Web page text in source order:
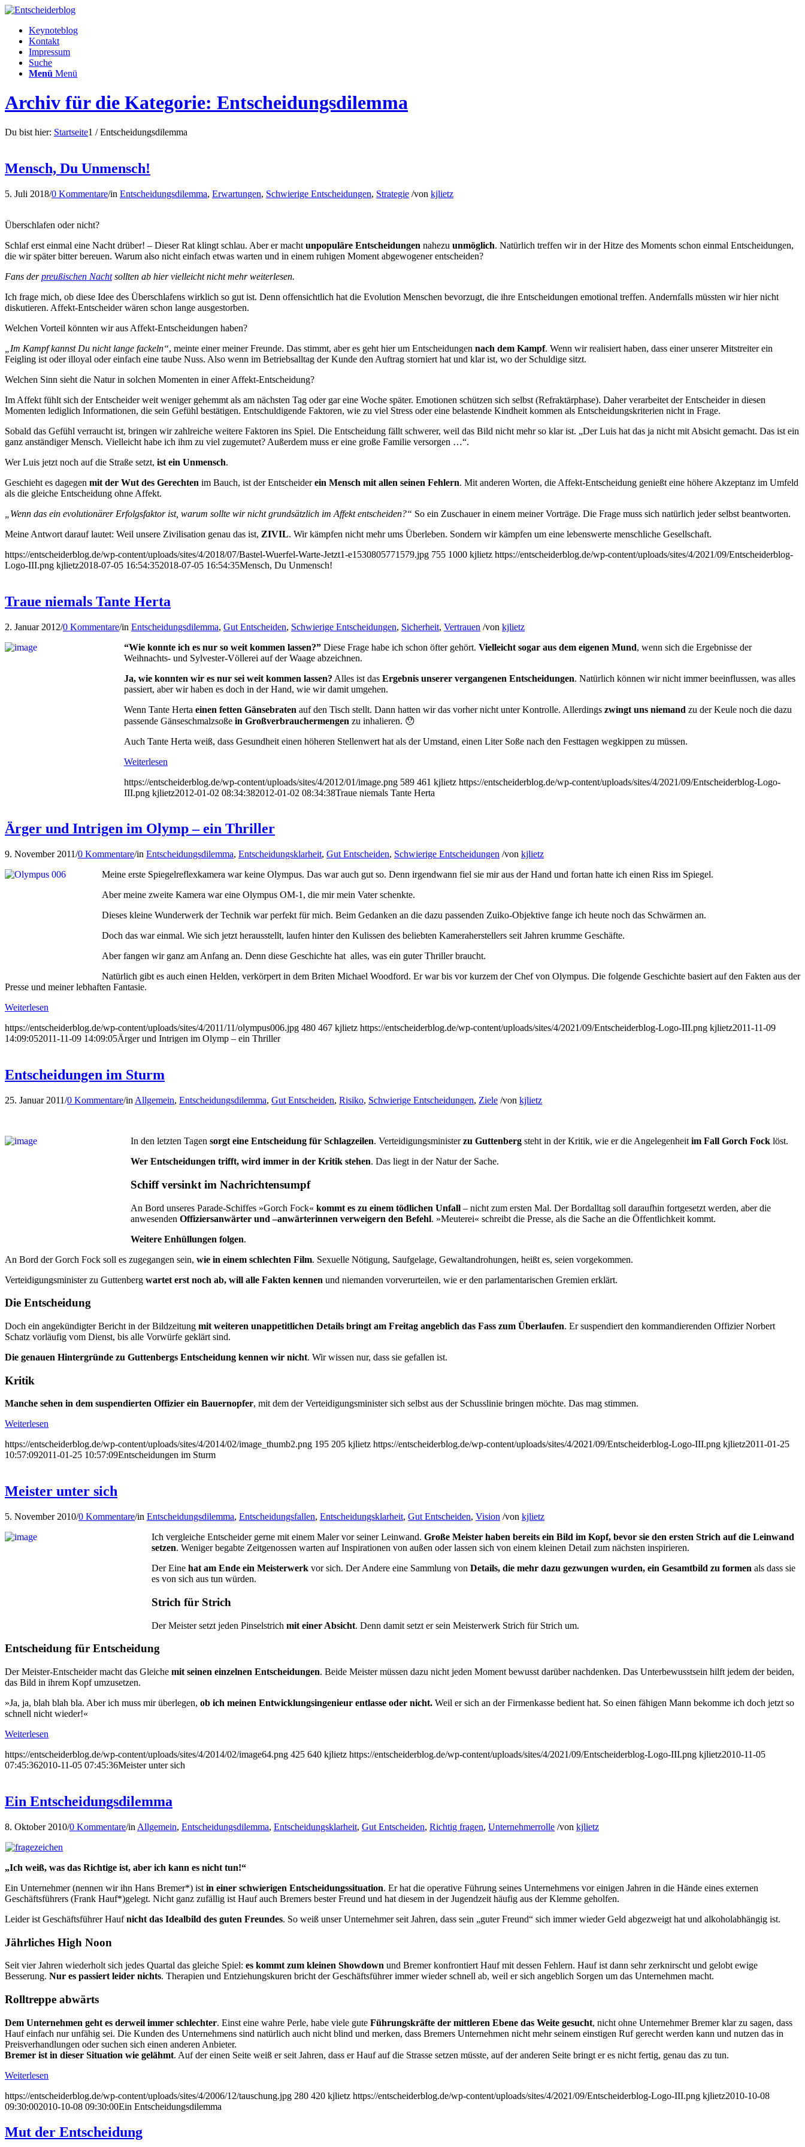
Keynoteblog
Kontakt
Impressum
Suche
Menü Menü
Archiv für die Kategorie: Entscheidungsdilemma
Du bist hier: Startseite1 / Entscheidungsdilemma
Mensch, Du Unmensch!
5. Juli 2018/0 Kommentare/in Entscheidungsdilemma, Erwartungen, Schwierige Entscheidungen, Strategie /von kjlietz
Überschlafen oder nicht?
Schlaf erst einmal eine Nacht drüber! – Dieser Rat klingt schlau. Aber er macht unpopuläre Entscheidungen nahezu unmöglich. Natürlich treffen wir in der Hitze des Moments schon einmal Entscheidungen,
die wir später bitter bereuen. Warum also nicht einfach etwas warten und in einem ruhigen Moment abgewogener entscheiden?
Fans derpreußischen Nachtsollten ab hier vielleicht nicht mehr weiterlesen.
Ich frage mich, ob diese Idee des Überschlafens wirklich so gut ist. Denn offensichtlich hat die Evolution Menschen bevorzugt, die ihre Entscheidungen emotional treffen. Andernfalls müssten wir hier nicht
diskutieren. Affekt-Entscheider wären schon lange ausgestorben.
Welchen Vorteil könnten wir aus Affekt-Entscheidungen haben?
„Im Kampf kannst Du nicht lange fackeln“, meinte einer meiner Freunde. Das stimmt, aber es geht hier um Entscheidungen nach dem Kampf. Wenn wir realisiert haben, dass einer unserer Mitstreiter ein
Feigling ist oder illoyal oder einfach eine taube Nuss. Also wenn im Betriebsalltag der Kunde den Auftrag storniert hat und klar ist, wo der Schuldige sitzt.
Welchen Sinn sieht die Natur in solchen Momenten in einer Affekt-Entscheidung?
Im Affekt fühlt sich der Entscheider weit weniger gehemmt als am nächsten Tag oder gar eine Woche später. Emotionen schützen sich selbst (Refraktärphase). Daher verarbeitet der Entscheider in diesen
Momenten lediglich Informationen, die sein Gefühl bestätigen. Entschuldigende Faktoren, wie zu viel Stress oder eine belastende Kindheit kommen als Entscheidungskriterien nicht in Frage.
Sobald das Gefühl verraucht ist, bringen wir zahlreiche weitere Faktoren ins Spiel. Die Entscheidung fällt schwerer, weil das Bild nicht mehr so klar ist. „Der Luis hat das ja nicht mit Absicht gemacht. Das ist ein
ganz anständiger Mensch. Vielleicht habe ich ihm zu viel zugemutet? Außerdem muss er eine große Familie versorgen …“.
Wer Luis jetzt noch auf die Straße setzt, ist ein Unmensch.
Geschieht es dagegen mit der Wut des Gerechten im Bauch, ist der Entscheiderein Mensch mit allen seinen Fehlern. Mit anderen Worten, die Affekt-Entscheidung genießt eine höhere Akzeptanz im Umfeld
als die gleiche Entscheidung ohne Affekt.
„Wenn das ein evolutionärer Erfolgsfaktor ist, warum sollte wir nicht grundsätzlich im Affekt entscheiden?“ So ein Zuschauer in einem meiner Vorträge. Die Frage muss sich natürlich jeder selbst beantworten.
Meine Antwort darauf lautet: Weil unsere Zivilisation genau das ist, ZIVIL. Wir kämpfen nicht mehr ums Überleben. Sondern wir kämpfen um eine lebenswerte menschliche Gesellschaft.
https://entscheiderblog.de/wp-content/uploads/sites/4/2018/07/Bastel-Wuerfel-Warte-Jetzt1-e1530805771579.jpg 755 1000 kjlietz https://entscheiderblog.de/wp-content/uploads/sites/4/2021/09/Entscheiderblog-
Logo-III.png kjlietz2018-07-05 16:54:352018-07-05 16:54:35Mensch, Du Unmensch!
Traue niemals Tante Herta
2. Januar 2012/0 Kommentare/in Entscheidungsdilemma, Gut Entscheiden, Schwierige Entscheidungen, Sicherheit, Vertrauen /von kjlietz
“Wie konnte ich es nur so weit kom­men lassen?” Diese Frage habe ich schon öfter gehört. Vielleicht sogar aus dem eigenen Mund, wenn sich die Ergebnisse der
Weihnachts- und Syl­vester-Völlerei auf der Waage ab­zeichnen.
Ja, wie konnten wir es nur sei weit kommen lassen? Alles ist das Ergeb­nis unserer vergangenen Entschei­dungen. Natürlich können wir nicht immer beeinflussen, was alles
pas­siert, aber wir haben es doch in der Hand, wie wir damit umgehen.
Wenn Tante Herta einen fetten Gänsebraten auf den Tisch stellt. Dann hatten wir das vorher nicht unter Kontrolle. Allerdings zwingt uns niemand zu der Keule noch die dazu
passende Gänseschmalzsoße in Großverbrauchermengen zu inhalieren. 😯
Auch Tante Herta weiß, dass Gesundheit einen höheren Stellenwert hat als der Umstand, einen Liter Soße nach den Festtagen wegkippen zu müssen.
Weiterlesen
https://entscheiderblog.de/wp-content/uploads/sites/4/2012/01/image.png 589 461 kjlietz https://entscheiderblog.de/wp-content/uploads/sites/4/2021/09/Entscheiderblog-Logo-
III.png kjlietz2012-01-02 08:34:382012-01-02 08:34:38Traue niemals Tante Herta
Ärger und Intrigen im Olymp – ein Thriller
9. November 2011/0 Kommentare/in Entscheidungsdilemma, Entscheidungsklarheit, Gut Entscheiden, Schwierige Entscheidungen /von kjlietz
Meine erste Spiegelreflexkamera war keine Olympus. Das war auch gut so. Denn irgendwann fiel sie mir aus der Hand und fortan hatte ich einen Riss im Spiegel.
Aber meine zweite Kamera war eine Olympus OM-1, die mir mein Vater schenkte.
Dieses kleine Wunderwerk der Technik war perfekt für mich. Beim Gedanken an die dazu passenden Zuiko-Objektive fange ich heute noch das Schwärmen an.
Doch das war einmal. Wie sich jetzt herausstellt, laufen hinter den Kulissen des beliebten Kameraherstellers seit Jahren krumme Geschäf­te.
Aber fangen wir ganz am Anfang an. Denn diese Geschichte hat alles, was ein guter Thriller braucht.
Natürlich gibt es auch einen Helden, verkörpert in dem Briten Michael Woodford. Er war bis vor kurzem der Chef von Olympus. Die folgende Geschichte basiert auf den Fakten aus der
Presse und meiner lebhaften Fantasie.
Weiterlesen
https://entscheiderblog.de/wp-content/uploads/sites/4/2011/11/olympus006.jpg 480 467 kjlietz https://entscheiderblog.de/wp-content/uploads/sites/4/2021/09/Entscheiderblog-Logo-III.png kjlietz2011-11-09
14:09:052011-11-09 14:09:05Ärger und Intrigen im Olymp – ein Thriller
Entscheidungen im Sturm
25. Januar 2011/0 Kommentare/in Allgemein, Entscheidungsdilemma, Gut Entscheiden, Risiko, Schwierige Entscheidungen, Ziele /von kjlietz
In den letzten Tagen sorgt eine Entscheidung für Schlagzeilen. Ver­tei­di­gungs­ministerzu Gut­ten­berg steht in der Kri­tik, wie er die An­ge­le­gen­heit im Fall Gorch Fock löst.
Wer Entscheidungen trifft, wird im­mer in der Kritik ste­hen. Das liegt in der Natur der Sache.
Schiff versinkt im Nachrichten­sumpf
An Bord unseres Parade-Schiffes »Gorch Fock« kommt es zu einem tödlichen Unfall – nicht zum ersten Mal. Der Bordalltag soll daraufhin fortgesetzt werden, aber die
anwesenden Offiziersanwärter und –anwärterinnen verweigern den Befehl. »Meuterei« schreibt die Presse, als die Sache an die Öffentlichkeit kommt.
Weitere Enhüllungen folgen.
An Bord der Gorch Fock soll es zugegangen sein, wie in einem schlechten Film. Sexuelle Nötigung, Saufgelage, Gewaltandrohungen, heißt es, seien vorgekommen.
Verteidigungsminister zu Guttenberg wartet erst noch ab, will alle Fakten kennen und niemanden vorverurteilen, wie er den parlamen­tarischen Gremien erklärt.
Die Entscheidung
Doch ein angekündigter Bericht in der Bildzeitung mit weiteren unap­petitlichen Details bringt am Freitag angeblich das Fass zum Über­laufen. Er suspendiert den kommandierenden Offizier Norbert
Schatz vorläufig vom Dienst, bis alle Vorwürfe geklärt sind.
Die genauen Hintergründe zu Guttenbergs Entscheidung kennen wir nicht. Wir wissen nur, dass sie gefallen ist.
Kritik
Manche sehen in dem suspendierten Offizier ein Bauernopfer, mit dem der Verteidigungsminister sich selbst aus der Schusslinie bringen möchte. Das mag stimmen.
Weiterlesen
https://entscheiderblog.de/wp-content/uploads/sites/4/2014/02/image_thumb2.png 195 205 kjlietz https://entscheiderblog.de/wp-content/uploads/sites/4/2021/09/Entscheiderblog-Logo-III.png kjlietz2011-01-25
10:57:092011-01-25 10:57:09Entscheidungen im Sturm
Meister unter sich
5. November 2010/0 Kommentare/in Entscheidungsdilemma, Entscheidungsfallen, Entscheidungsklarheit, Gut Entscheiden, Vision /von kjlietz
Ich vergleiche Entscheider ger­ne mit einem Maler vor seiner Leinwand. Große Meister ha­ben bereits ein Bild im Kopf, bevor sie den ers­ten Strich auf die Leinwand
set­zen. Weniger be­gabte Zeitge­nossen warten auf In­spiratio­nen von außen o­der lassen sich von einem klei­nen Detail zum nächsten inspi­rieren.
Der Eine hat am Ende ein Meisterwerk vor sich. Der Andere eine Sammlung von Details, die mehr dazu gezwungen wurden, ein Ge­samtbild zu formen als dass sie
es von sich aus tun würden.
Strich für Strich
Der Meister setzt jeden Pinselstrich mit einer Absicht. Denn damit setzt er sein Meisterwerk Strich für Strich um.
Entscheidung für Entscheidung
Der Meister-Entscheider macht das Gleiche mit seinen einzelnen Ent­scheidungen. Beide Meister müssen dazu nicht jeden Moment bewusst da­rüber nachdenken. Das Unterbewusstsein hilft jedem der beiden,
das Bild in ihrem Kopf umzusetzen.
»Ja, ja, blah blah bla. Aber ich muss mir überlegen, ob ich meinen Ent­wicklungsingenieur entlasse oder nicht. Weil er sich an der Firmenkasse bedient hat. So einen fähigen Mann bekomme ich doch jetzt so
schnell nicht wieder!«
Weiterlesen
https://entscheiderblog.de/wp-content/uploads/sites/4/2014/02/image64.png 425 640 kjlietz https://entscheiderblog.de/wp-content/uploads/sites/4/2021/09/Entscheiderblog-Logo-III.png kjlietz2010-11-05
07:45:362010-11-05 07:45:36Meister unter sich
Ein Entscheidungsdilemma
8. Oktober 2010/0 Kommentare/in Allgemein, Entscheidungsdilemma, Entscheidungsklarheit, Gut Entscheiden, Richtig fragen, Unternehmerrolle /von kjlietz
„Ich weiß, was das Richtige ist, aber ich kann es nicht tun!“
Ein Unternehmer (nennen wir ihn Hans Bremer*) ist in einer schwierigen Entscheidungssituation. Er hat die operative Führung seines Unternehmens vor einigen Jahren in die Hände eines externen
Geschäftsführers (Frank Hauf*)gelegt. Nicht ganz zufällig ist Hauf auch Bremers bester Freund und hat diesem in der Jugendzeit häufig aus der Klemme geholfen.
Leider ist Geschäftsführer Haufnicht das Idealbild des guten Freundes. So weiß unser Unternehmer seit Jahren, dass sein „guter Freund“ sich immer wieder Geld abgezweigt hat und alkoholabhängig ist.
Jährliches High Noon
Seit vier Jahren wiederholt sich jedes Quartal das gleiche Spiel: es kommt zum kleinen Showdown und Bremer konfrontiert Hauf mit dessen Fehlern. Hauf ist dann sehr zerknirscht und gelobt ewige
Besserung. Nur es passiert leider nichts. Therapien und Entziehungskuren bricht der Geschäftsführer immer wieder schnell ab, weil er sich angeblich Sorgen um das Unternehmen macht.
Rolltreppe abwärts
Dem Unternehmen geht es derweil immer schlechter. Einst eine wahre Perle, habe viele gute Führungskräfte der mittleren Ebene das Weite gesucht, nicht ohne Unternehmer Bremer klar zu sagen, dass
Hauf einfach nur unfähig sei. Die Kunden des Unternehmens sind natürlich auch nicht blind und merken, dass Bremers Unternehmen nicht mehr seinem einstigen Ruf gerecht werden kann und nutzen das in
Preisverhandlungen oder suchen sich einen anderen Anbieter.
Bremer ist in dieser Situation wie gelähmt. Auf der einen Seite weiß er seit Jahren, dass er Hauf auf die Strasse setzen müsste, auf der anderen Seite bringt er es nicht fertig, genau das zu tun.
Weiterlesen
https://entscheiderblog.de/wp-content/uploads/sites/4/2006/12/tauschung.jpg 280 420 kjlietz https://entscheiderblog.de/wp-content/uploads/sites/4/2021/09/Entscheiderblog-Logo-III.png kjlietz2010-10-08
09:30:002010-10-08 09:30:00Ein Entscheidungsdilemma
Mut der Entscheidung